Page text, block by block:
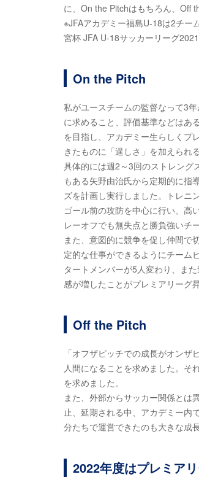
に、On the Pitchはもちろん、Off
※JFAアカデミー福島U-18は2チー
宮杯 JFA U-18サッカーリーグ
On the Pitch
私がユースチームの監督なって3
に求めること、評価基準などはあ
を目指し、アカデミー生らしくプ
きたものに「逞しさ」を加えられ
具体的には週2～3回のストレング
もある矢野由治氏から定期的に指
ズを計画し実行しました。トレニ
ゴール前の攻防を中心に行い、高
レーオフでも無失点と勝負強いチ
また、意図的に競争を促し仲間で
定的な仕事ができるようにチーム
タートメンバーが5人変わり、ま
感が増したことがプレミアリーグ
Off the Pitch
「オフザピッチでの成長がオン
人間になることを求めました。そ
を求めました。
また、外部からサッカー関係とは
止、延期される中、アカデミー内
分たちで運営できたのも大きな成
2022年度はプレミア